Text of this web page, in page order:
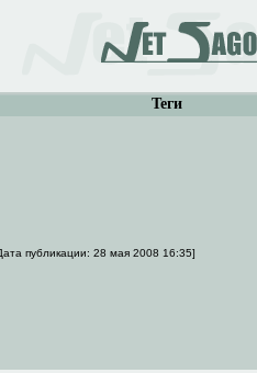
Теги
публикации: 28 мая 2008 16:35]